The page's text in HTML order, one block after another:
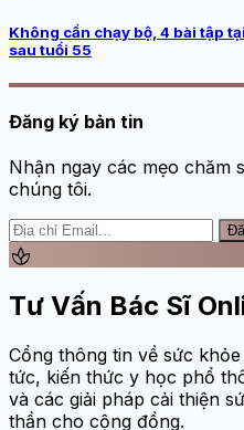
Không cần chạy bộ, 4 bài tập
sau tuổi 55
Đăng ký bản tin
Nhận ngay các mẹo chăm
chúng tôi.
spa
Tư Vấn Bác Sĩ
Cổng thông tin về sức
tức, kiến thức y học phổ
và các giải pháp cải thiện
thần cho cộng đồng.